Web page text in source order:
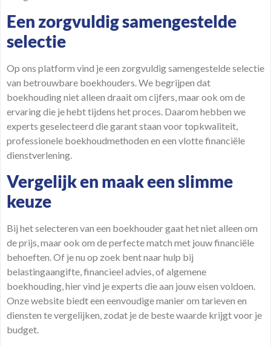
Een zorgvuldig samengestelde
selectie
Op ons platform vind je een zorgvuldig samengestelde selectie
van betrouwbare boekhouders. We begrijpen dat
boekhouding niet alleen draait om cijfers, maar ook om de
ervaring die je hebt tijdens het proces. Daarom hebben we
experts geselecteerd die garant staan voor topkwaliteit,
professionele boekhoudmethoden en een vlotte financiële
dienstverlening.
Vergelijk en maak een slimme
keuze
Bij het selecteren van een boekhouder gaat het niet alleen om
de prijs, maar ook om de perfectematch met jouw financiële
behoeften. Of je nu op zoek bent naar hulp bij
belastingaangifte, financieel advies, of algemene
boekhouding, hier vind je experts die aan jouw eisen voldoen.
Onze website biedt een eenvoudige manier om tarieven en
diensten te vergelijken, zodat je de beste waarde krijgt voor je
budget.